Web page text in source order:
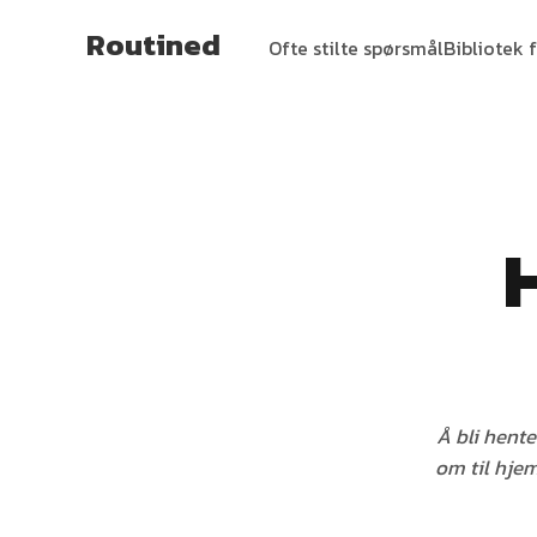
Routined Ofte stilte spørsmålBibliotek
Å bli
om til